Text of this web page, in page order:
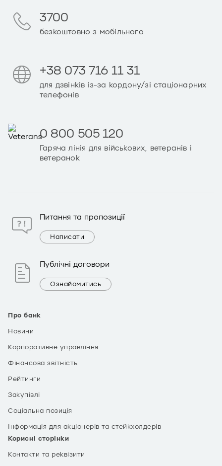
Про банк
Новини
Корпоративне управління
Фінансова звітність
Рейтинги
Закупівлі
Соціальна позиція
Інформація для акціонерів та стейкхолдерів
Корисні сторінки
Контакти та реквізити
3700
безкоштовно з мобільного
+38 073 716 11 31
для дзвінків із-за кордону/зі стаціонарних
телефонів
0 800 505 120
Гаряча лінія для військових, ветеранів і
ветеранок
Питання та пропозиції
Написати
Публічні договори
Ознайомитись